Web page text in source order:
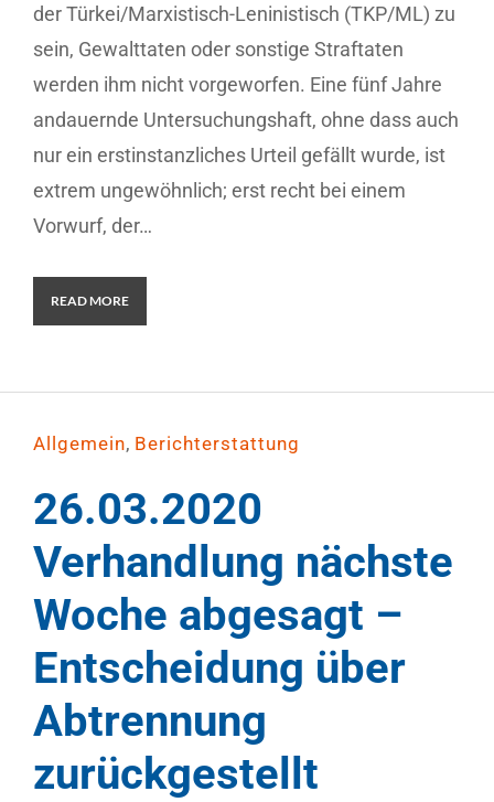
der Türkei/Marxistisch-Leninistisch (TKP/ML) zu
sein, Gewalttaten oder sonstige Straftaten
werden ihm nicht vorgeworfen. Eine fünf Jahre
andauernde Untersuchungshaft, ohne dass auch
nur ein erstinstanzliches Urteil gefällt wurde, ist
extrem ungewöhnlich; erst recht bei einem
Vorwurf, der…
READ MORE
Allgemein, Berichterstattung
26.03.2020
Verhandlung nächste
Woche abgesagt –
Entscheidung über
Abtrennung
zurückgestellt